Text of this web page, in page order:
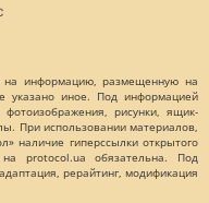
на информацию, размещенную на
указано иное. Под информацией
рисунки, ящик-
При использовании материалов,
наличие гиперссылки открытого
protocol.ua обязательна. Под
рерайтинг, модификация